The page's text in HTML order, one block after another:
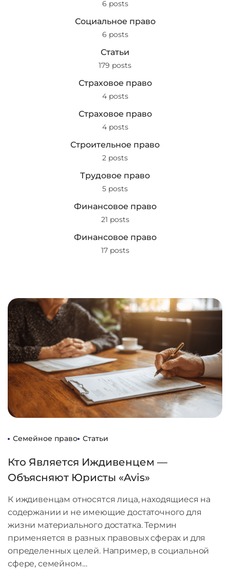
6 posts
Социальное право
6 posts
Статьи
179 posts
Страховое право
4 posts
Страховое право
4 posts
Строительное право
2 posts
Трудовое право
5 posts
Финансовое право
21 posts
Финансовое право
17 posts
Семейное право Статьи
Кто Является Иждивенцем —
Объясняют Юристы «Avis»
К иждивенцам относятся лица, находящиеся на
содержании и не имеющие достаточного для
жизни материального достатка. Термин
применяется в разных правовых сферах и для
определенных целей. Например, в социальной
сфере, семейном…